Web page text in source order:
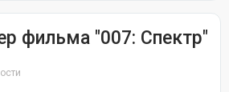
фильма "007: Спектр"